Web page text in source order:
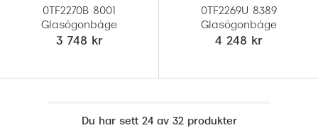
0TF2270B 8001
Glasögonbåge
3 748 kr
0TF2269U 8389
Glasögonbåge
4 248 kr
Du har sett 24 av 32 produkter